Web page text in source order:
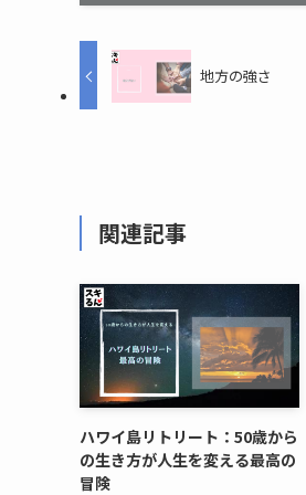
地方の強さ
関連記事
ハワイ島リトリート：50歳から
の生き方が人生を変える最高の
冒険